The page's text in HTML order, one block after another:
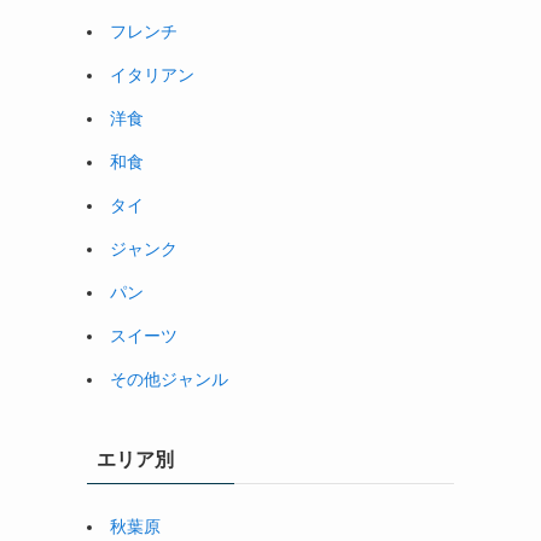
フレンチ
イタリアン
洋食
和食
タイ
ジャンク
パン
スイーツ
その他ジャンル
エリア別
秋葉原